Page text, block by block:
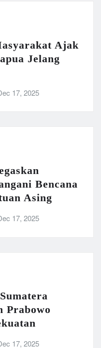
Ajak
Jelang
17, 2025
Bencana
Asing
17, 2025
Prabowo
17, 2025